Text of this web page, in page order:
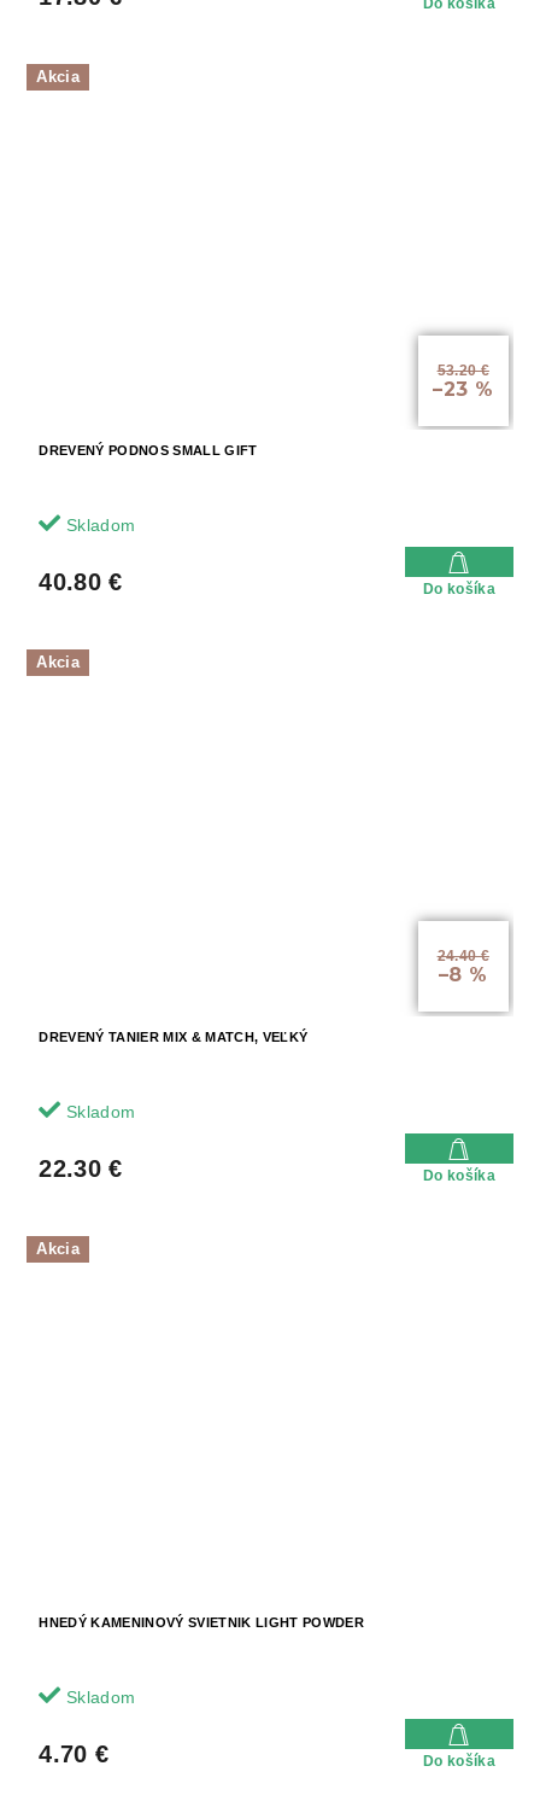
Do košíka
Akcia
53.20 €
–23 %
DREVENÝ PODNOS SMALL GIFT
Skladom
40.80 € Do košíka
Akcia
24.40 €
–8 %
DREVENÝ TANIER MIX & MATCH, VEĽKÝ
Skladom
22.30 € Do košíka
Akcia
HNEDÝ KAMENINOVÝ SVIETNIK LIGHT POWDER
Skladom
4.70 € Do košíka